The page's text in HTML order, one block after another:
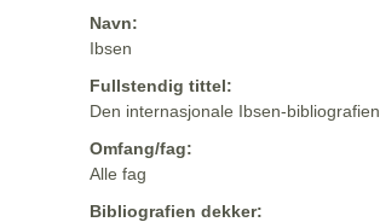
Navn:
Ibsen
Fullstendig tittel:
Den internasjonale Ibsen-bibliografien
Omfang/fag:
Alle fag
Bibliografien dekker: